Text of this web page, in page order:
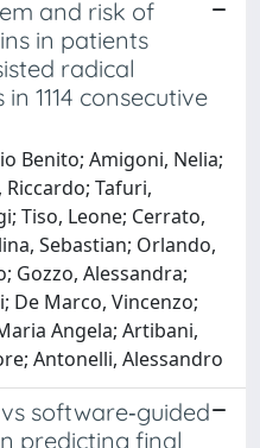
and risk of
in patients
radical
1114 consecutive
Benito; Amigoni, Nelia;
Tafuri,
Tiso, Leone; Cerrato,
Sebastian; Orlando,
Gozzo, Alessandra;
De Marco, Vincenzo;
Angela; Artibani,
Antonelli, Alessandro
software‐guided
predicting final